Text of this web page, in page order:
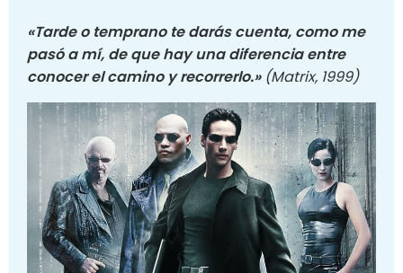
«Tarde o temprano te darás cuenta, como me
pasó a mí, de que hay una diferencia entre
conocer el camino y recorrerlo.» (Matrix, 1999)